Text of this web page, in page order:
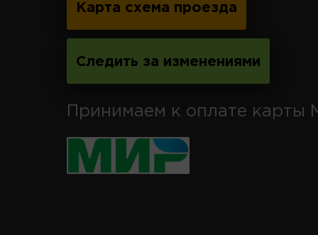
Карта схема проезда
Следить за изменениями
Принимаем к оплате карты